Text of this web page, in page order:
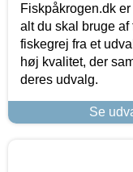
Fiskpåkrogen.dk
alt du skal bruge
fiskegrej fra et
høj kvalitet, der
deres udvalg.
Se